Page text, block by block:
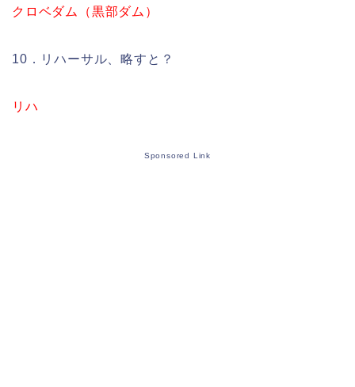
クロベダム（黒部ダム）
10．リハーサル、略すと？
リハ
Sponsored Link